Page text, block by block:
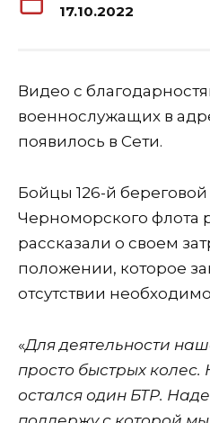
17.10.2022
Видео с
военнослужащих в
появилось в Сети.
Бойцы 126-й
Черноморского флота
рассказали о своем
положении, которое
отсутствии
«Для деятельности
просто быстрых колес.
остался один БТР.